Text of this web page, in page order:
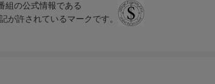
組の公式情報である
が許されているマークです。